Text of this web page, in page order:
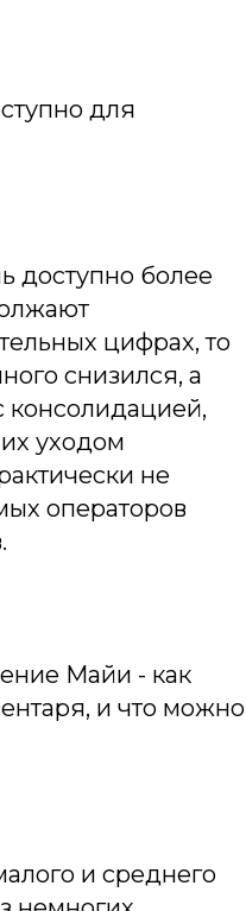
для
доступно более
цифрах, то
снизился, а
уходом
не
операторов
Майи - как
и что можно
и среднего